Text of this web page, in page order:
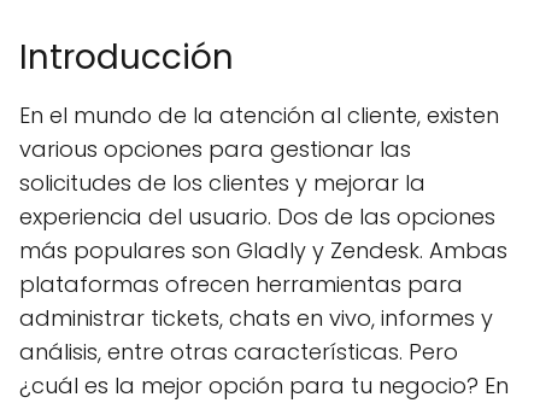
Introducción
En el mundo de la atención al cliente, existen
various opciones para gestionar las
solicitudes de los clientes y mejorar la
experiencia del usuario. Dos de las opciones
más populares son Gladly y Zendesk. Ambas
plataformas ofrecen herramientas para
administrar tickets, chats en vivo, informes y
análisis, entre otras características. Pero
¿cuál es la mejor opción para tu negocio? En